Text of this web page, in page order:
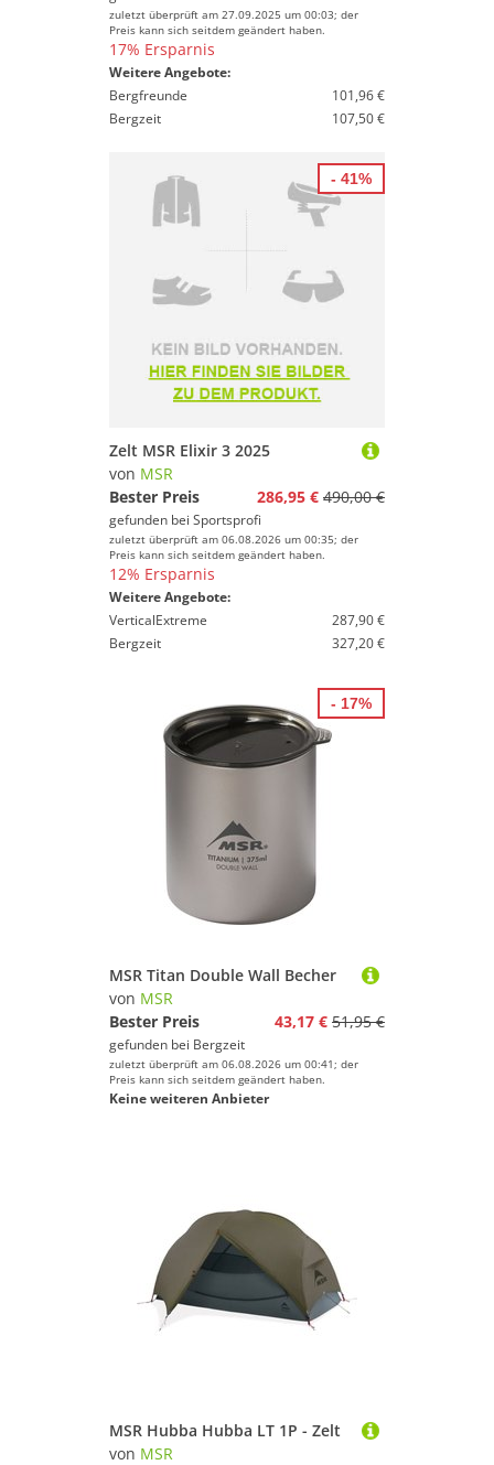
zuletzt überprüft am 27.09.2025 um 00:03; der
Preis kann sich seitdem geändert haben.
17% Ersparnis
Weitere Angebote:
Bergfreunde
101,96 €
Bergzeit
107,50 €
Zelt MSR Elixir 3 2025
von MSR
Bester Preis
286,95 € 490,00 €
gefunden bei Sportsprofi
zuletzt überprüft am 06.08.2026 um 00:35; der
Preis kann sich seitdem geändert haben.
12% Ersparnis
Weitere Angebote:
VerticalExtreme
287,90 €
Bergzeit
327,20 €
- 41%
MSR Titan Double Wall Becher
von MSR
Bester Preis
43,17 € 51,95 €
gefunden bei Bergzeit
zuletzt überprüft am 06.08.2026 um 00:41; der
Preis kann sich seitdem geändert haben.
Keine weiteren Anbieter
- 17%
MSR Hubba Hubba LT 1P - Zelt
von MSR